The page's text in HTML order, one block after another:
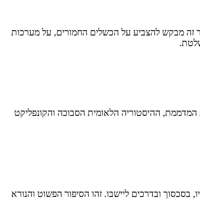
זה מבקש להצביע על הכשלים החמורים, על מערכות
ההיסטוריה הלאומית הסבוכה והקונפליקט
בסכסוך ובדרכים ליישבו. זהו הסיפור הפשוט והנורא